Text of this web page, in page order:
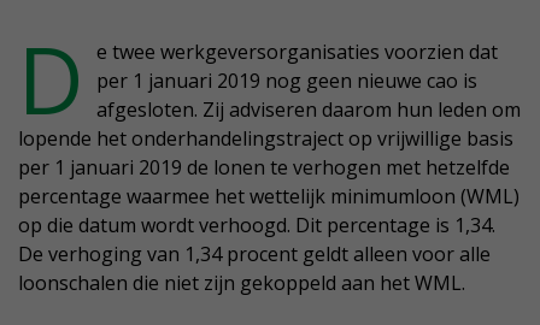
D
e twee werkgeversorganisaties voorzien dat
per 1 januari 2019 nog geen nieuwe cao is
afgesloten. Zij adviseren daarom hun leden om
lopende het onderhandelingstraject op vrijwillige basis
per 1 januari 2019 de lonen te verhogen met hetzelfde
percentage waarmee het wettelijk minimumloon (WML)
op die datum wordt verhoogd. Dit percentage is 1,34.
De verhoging van 1,34 procent geldt alleen voor alle
loonschalen die niet zijn gekoppeld aan het WML.